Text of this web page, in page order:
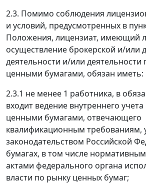
2.3. Помимо соблюдения
и условий, предусмотренных в
Положения, лицензиат, имеющий
осуществление брокерской и/или
деятельности и/или
ценными бумагами, обязан иметь:
2.3.1 не менее 1 работника, в
входит ведение внутреннего
ценными бумагами, отвечающего
квалификационным требованиям,
законодательством Российской
бумагах, в том числе
актами федерального органа
власти по рынку ценных бумаг;